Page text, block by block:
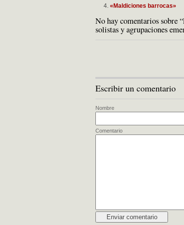
«Maldiciones barrocas»
No hay comentarios sobre
solistas y agrupaciones
Escribir un comentario
Nombre
Comentario